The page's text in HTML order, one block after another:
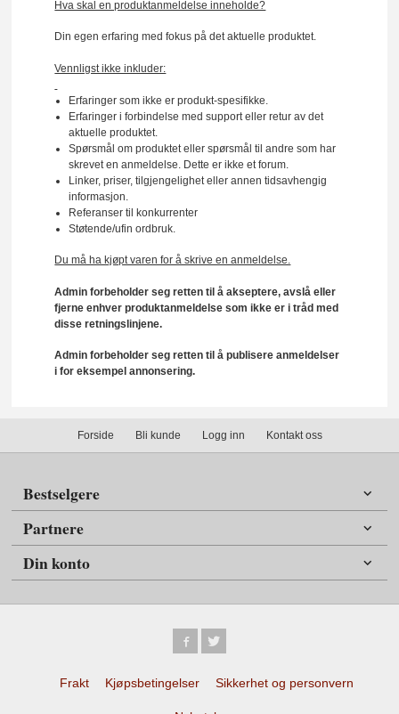
Hva skal en produktanmeldelse inneholde?
Din egen erfaring med fokus på det aktuelle produktet.
Vennligst ikke inkluder:
Erfaringer som ikke er produkt-spesifikke.
Erfaringer i forbindelse med support eller retur av det
aktuelle produktet.
Spørsmål om produktet eller spørsmål til andre som har
skrevet en anmeldelse. Dette er ikke et forum.
Linker, priser, tilgjengelighet eller annen tidsavhengig
informasjon.
Referanser til konkurrenter
Støtende/ufin ordbruk.
Du må ha kjøpt varen for å skrive en anmeldelse.
Admin forbeholder seg retten til å akseptere, avslå eller
fjerne enhver produktanmeldelse som ikke er i tråd med
disse retningslinjene.
Admin forbeholder seg retten til å publisere anmeldelser
i for eksempel annonsering.
Forside Bli kunde Logg inn Kontakt oss
Bestselgere
Partnere
Din konto
Frakt Kjøpsbetingelser Sikkerhet og personvern